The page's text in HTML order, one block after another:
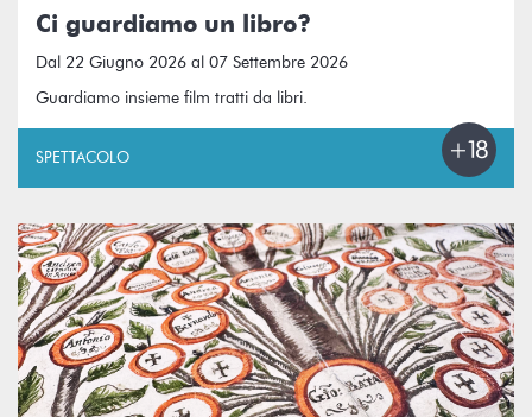
Ci guardiamo un libro?
Dal 22 Giugno 2026 al 07 Settembre 2026
Guardiamo insieme film tratti da libri.
SPETTACOLO